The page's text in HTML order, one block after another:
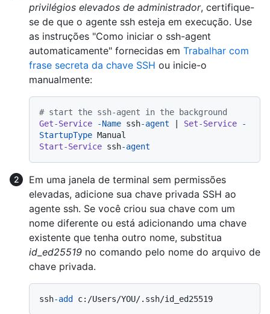
privilégios elevados de administrador, certifique-
se de que o agente ssh esteja em execução. Use
as instruções "Como iniciar o ssh-agent
automaticamente" fornecidas em Trabalhar com
frase secreta da chave SSH ou inicie-o
manualmente:
# start the ssh-agent in the background
Get-Service
-Name ssh-agent | Set-Service
-
StartupType
Start-Service ssh-agent
Em uma janela de terminal sem permissões
elevadas, adicione sua chave privada SSH ao
agente ssh. Se você criou sua chave com um
nome diferente ou está adicionando uma chave
existente que tenha outro nome, substitua
id_ed25519 no comando pelo nome do arquivo de
chave privada.
ssh-add